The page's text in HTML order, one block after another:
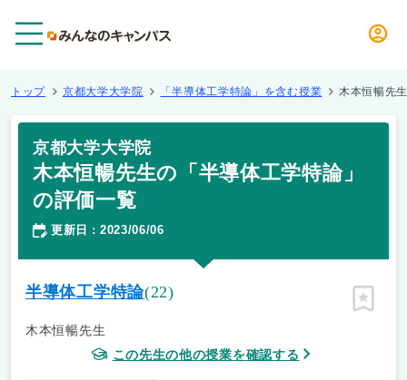
トップ 京都大学大学院 「半導体工学特論」を含む授業 木本恒暢先
京都大学大学院
木本恒暢先生の「半導体工学特論」
の評価一覧
更新日 ： 2023/06/06
半導体工学特論(22)
木本恒暢先生
この先生の他の授業を確認する
ピン留